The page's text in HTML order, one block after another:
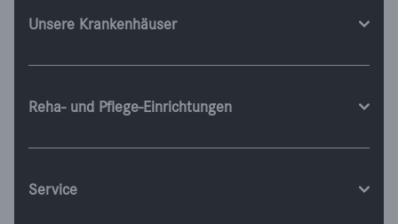
Unsere Krankenhäuser
Reha- und Pflege-Einrichtungen
Service